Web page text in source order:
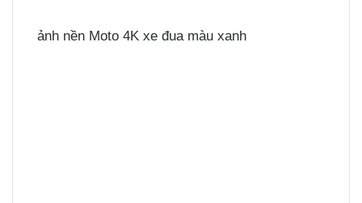
ảnh nền Moto 4K xe đua màu xanh